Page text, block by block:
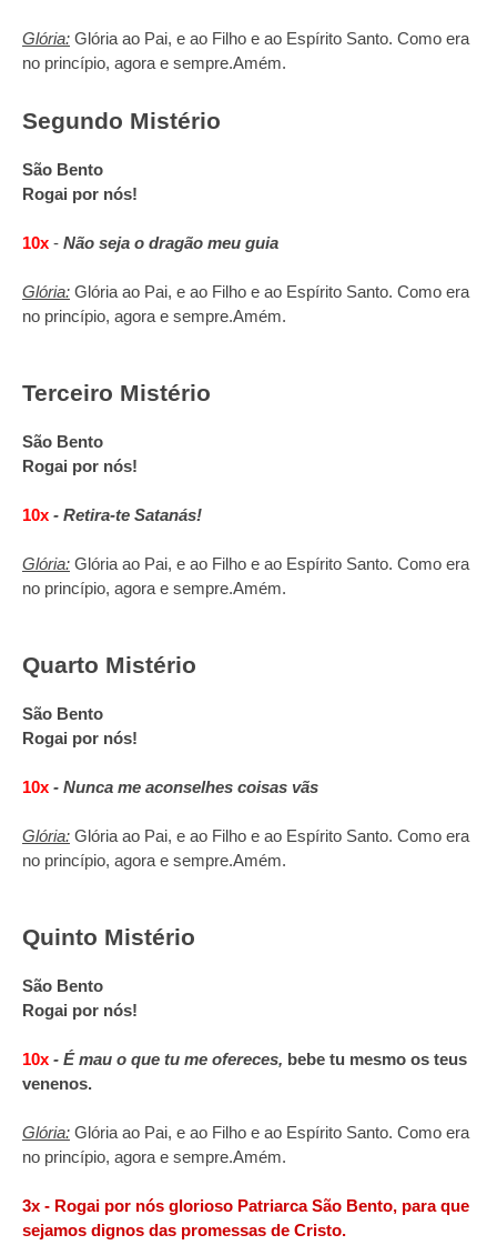
Glória: Glória ao Pai, e ao Filho e ao Espírito Santo. Como era
no princípio, agora e sempre.Amém.
Segundo Mistério
São Bento
Rogai por nós!
10x - Não seja o dragão meu guia
Glória: Glória ao Pai, e ao Filho e ao Espírito Santo. Como era
no princípio, agora e sempre.Amém.
Terceiro Mistério
São Bento
Rogai por nós!
10x - Retira-te Satanás!
Glória: Glória ao Pai, e ao Filho e ao Espírito Santo. Como era
no princípio, agora e sempre.Amém.
Quarto Mistério
São Bento
Rogai por nós!
10x - Nunca me aconselhes coisas vãs
Glória: Glória ao Pai, e ao Filho e ao Espírito Santo. Como era
no princípio, agora e sempre.Amém.
Quinto Mistério
São Bento
Rogai por nós!
10x - É mau o que tu me ofereces, bebe tu mesmo os teus
venenos.
Glória: Glória ao Pai, e ao Filho e ao Espírito Santo. Como era
no princípio, agora e sempre.Amém.
3x - Rogai por nós glorioso Patriarca São Bento, para que
sejamos dignos das promessas de Cristo.